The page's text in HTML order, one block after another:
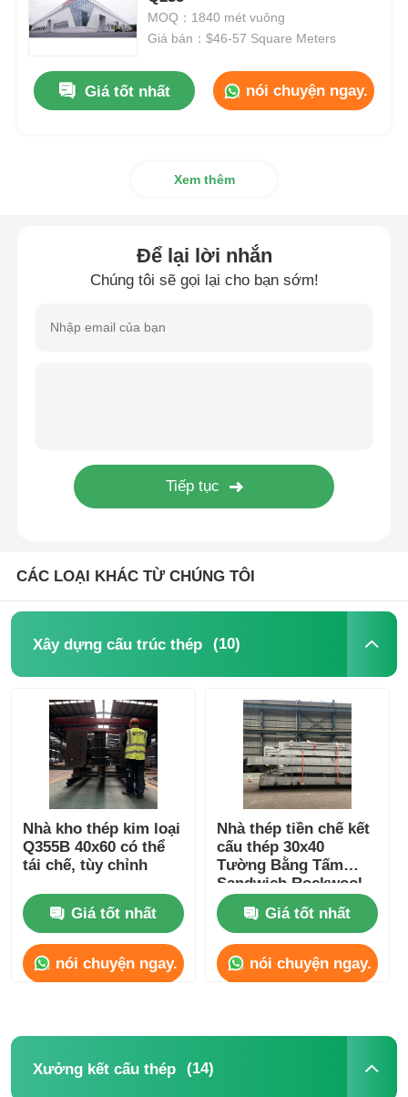
Xây dựng cấu trúc thép
Xưởng kết cấu thép
kết cấu thép nặng
Cầu cấu trúc thép
Kết cấu thép nhiều tầng
Cấu trúc thép công nghiệp
Cấu trúc thép thương mại
Kết cấu thép tiền chế
MOQ：1840 mét vuông
Giá bán：$46-57 Square Meters
Giá tốt nhất nói chuyện ngay.
Xem thêm
Để lại lời nhắn
Chúng tôi sẽ gọi lại cho bạn sớm!
CÁC LOẠI KHÁC TỪ CHÚNG TÔI
Xây dựng cấu trúc thép (10)
Nhà kho thép kim loại
Q355B 40x60 có thể
tái chế, tùy chỉnh
Giá tốt nhất
nói chuyện ngay.
Nhà thép tiền chế kết
cấu thép 30x40
Tường Bằng Tấm
Sandwich Rockwool
Giá tốt nhất
nói chuyện ngay.
Xưởng kết cấu thép (14)